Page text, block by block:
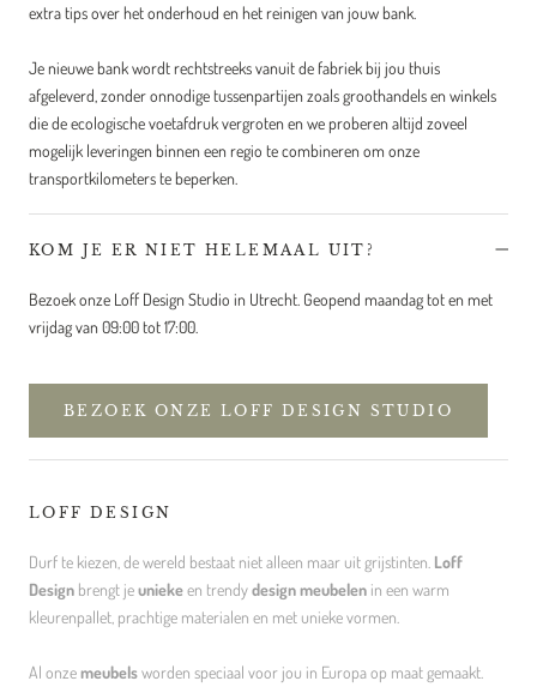
extra tips over het onderhoud en het reinigen van jouw bank.
Je nieuwe bank wordt rechtstreeks vanuit de fabriek bij jou thuis
afgeleverd, zonder onnodige tussenpartijen zoals groothandels en winkels
die de ecologische voetafdruk vergroten en we proberen altijd zoveel
mogelijk leveringen binnen een regio te combineren om onze
transportkilometers te beperken.
KOM JE ER NIET HELEMAAL UIT?
Bezoek onze Loff Design Studio in Utrecht. Geopend maandag tot en met
vrijdag van 09:00 tot 17:00.
BEZOEK ONZE LOFF DESIGN STUDIO
LOFF DESIGN
Durf te kiezen, de wereld bestaat niet alleen maar uit grijstinten. Loff
Design brengt jeuniekeen trendydesign meubelen in een warm
kleurenpallet, prachtige materialen en met unieke vormen.
Al onzemeubelsworden speciaal voor jou in Europa op maat gemaakt.